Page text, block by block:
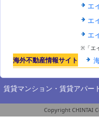
エ
エ
エ
※「エ
海外不動産情報サイト
賃貸マンション・賃貸アパー
Copyright CHINTAI